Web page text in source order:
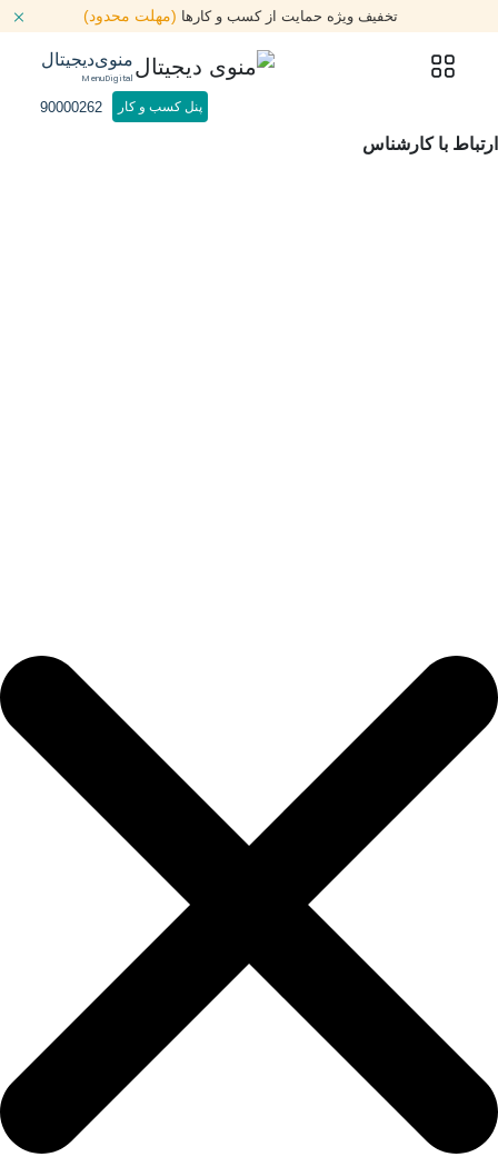
تخفیف ویژه حمایت از کسب و کارها (مهلت محدود)
منوی‌دیجیتال
MenuDigital
پنل کسب و کار
90000262
ارتباط با کارشناس